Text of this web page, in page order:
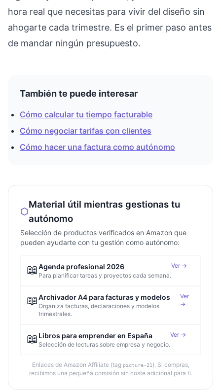
hora real que necesitas para vivir del diseño sin
ahogarte cada trimestre. Es el primer paso antes
de mandar ningún presupuesto.
También te puede interesar
Cómo calcular tu tiempo facturable
Cómo negociar tarifas con clientes
Cómo hacer una factura como autónomo
Material útil mientras gestionas tu
autónomo
Selección de productos verificados en Amazon que
pueden ayudarte con tu gestión como autónomo:
📖Agenda profesional 2026
Para planificar tareas y proyectos cada semana.
Ver →
📖Archivador A4 para facturas y modelos
Organiza facturas, declaraciones y modelos
trimestrales.
Ver
→
📖 Libros para emprender en España
Selección de lecturas sobre empresa y negocio.
Ver →
Enlaces de Amazon Affiliate (tag piqture-21 ). Si compras,
recibimos una pequeña comisión sin coste adicional para ti.